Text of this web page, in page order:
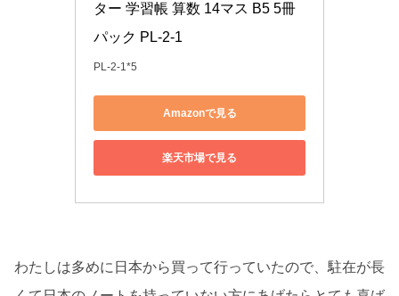
ター 学習帳 算数 14マス B5 5冊
パック PL-2-1
PL-2-1*5
Amazonで見る
楽天市場で見る
わたしは多めに日本から買って行っていたので、駐在が長